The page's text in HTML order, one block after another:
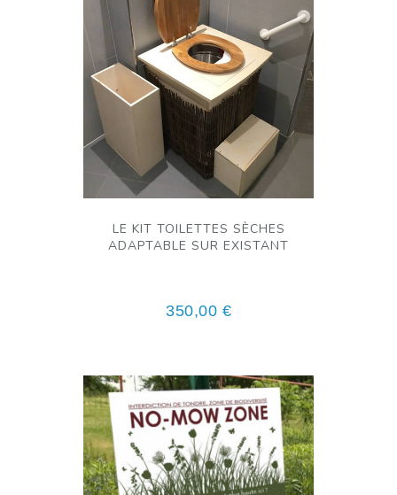
LE KIT TOILETTES SÈCHES
ADAPTABLE SUR EXISTANT
350,00 €